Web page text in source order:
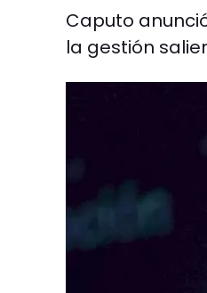
Caputo
la gestión